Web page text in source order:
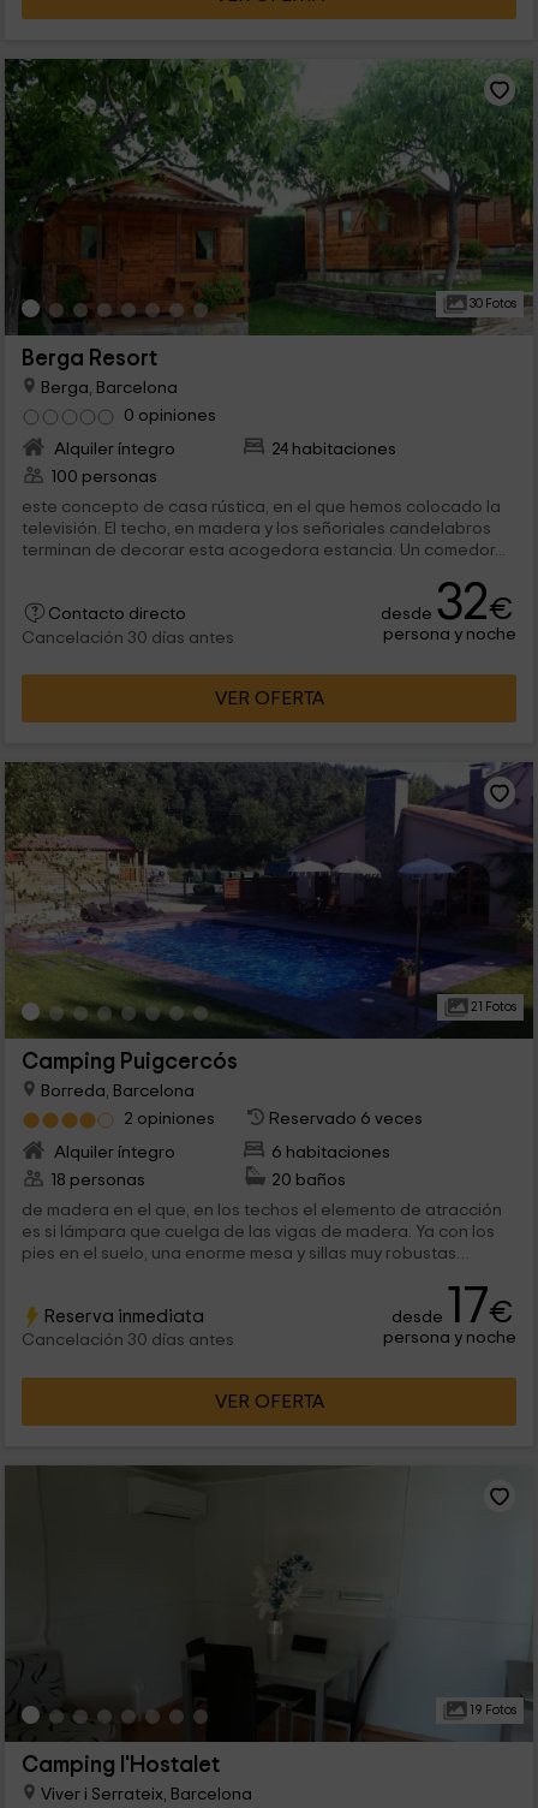
30 Fotos
Berga Resort
Berga, Barcelona
0 opiniones
Alquiler íntegro
24 habitaciones
100 personas
este concepto de casa rústica, en el que hemos colocado la
televisión. El techo, en madera y los señoriales candelabros
terminan de decorar esta acogedora estancia. Un comedor...
Contacto directo
Cancelación 30 días antes
desde 32€
persona y noche
VER OFERTA
21 Fotos
Camping Puigcercós
Borreda, Barcelona
2 opiniones
Reservado 6 veces
Alquiler íntegro
6 habitaciones
18 personas
20 baños
de madera en el que, en los techos el elemento de atracción
es si lámpara que cuelga de las vigas de madera. Ya con los
pies en el suelo, una enorme mesa y sillas muy robustas
Reserva inmediata
Cancelación 30 días antes
desde 17€
persona y noche
VER OFERTA
19 Fotos
Camping l'Hostalet
Viver i Serrateix, Barcelona